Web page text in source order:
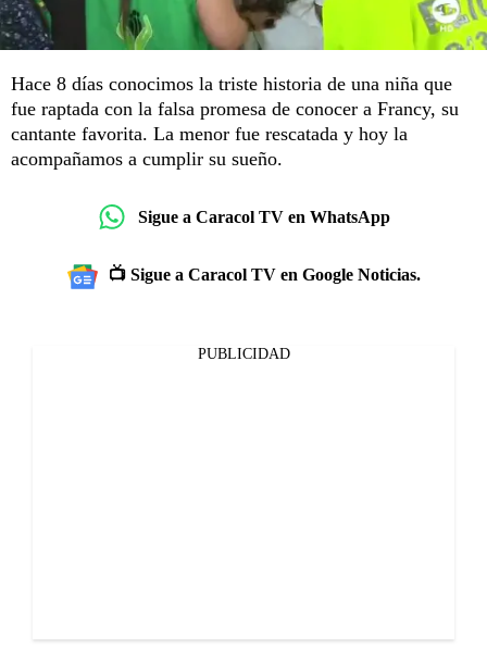
Hace 8 días conocimos la triste historia de una niña que
fue raptada con la falsa promesa de conocer a Francy, su
cantante favorita. La menor fue rescatada y hoy la
acompañamos a cumplir su sueño.
Sigue a Caracol TV en WhatsApp
📺 Sigue a Caracol TV en Google Noticias.
PUBLICIDAD